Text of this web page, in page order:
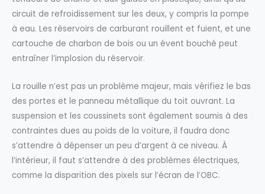
circuit de refroidissement sur les deux, y compris la pompe
à eau. Les réservoirs de carburant rouillent et fuient, et une
cartouche de charbon de bois ou un évent bouché peut
entraîner l’implosion du réservoir.
La rouille n’est pas un problème majeur, mais vérifiez le bas
des portes et le panneau métallique du toit ouvrant. La
suspension et les coussinets sont également soumis à des
contraintes dues au poids de la voiture, il faudra donc
s’attendre à dépenser un peu d’argent à ce niveau. À
l’intérieur, il faut s’attendre à des problèmes électriques,
comme la disparition des pixels sur l’écran de l’OBC.